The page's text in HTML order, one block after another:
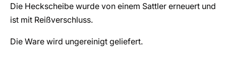
Die Heckscheibe wurde von einem Sattler erneuert und
ist mit Reißverschluss.
Die Ware wird ungereinigt geliefert.